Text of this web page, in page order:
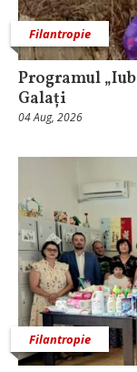
Filantropie
Programul
Galați
04 Aug, 2026
Filantropie